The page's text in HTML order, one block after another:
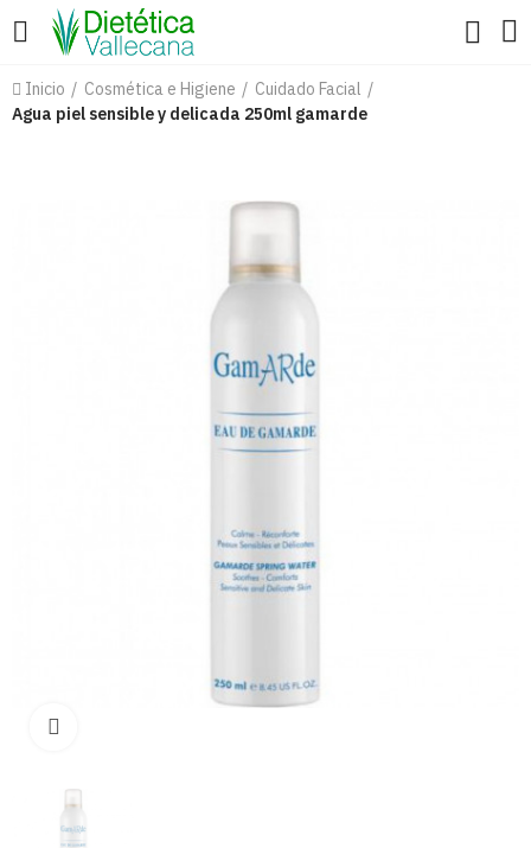
Inicio Cosmética e Higiene
Cuidado Facial
Agua piel sensible y delicada 250ml gamarde